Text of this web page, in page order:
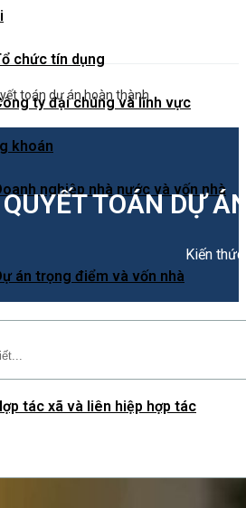
chức tín dụng
ty đại chúng và lĩnh vực
khoán
nghiệp nhà nước và vốn nhà
án trọng điểm và vốn nhà
nghiệp bảo hiểm
tác xã và liên hiệp hợp tác
toán dự án hoàn thành
TOÁN DỰ
Kiến